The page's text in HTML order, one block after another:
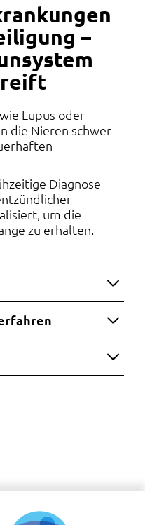
–
Lupus oder
die Nieren schwer
Diagnose
um die
zu erhalten.